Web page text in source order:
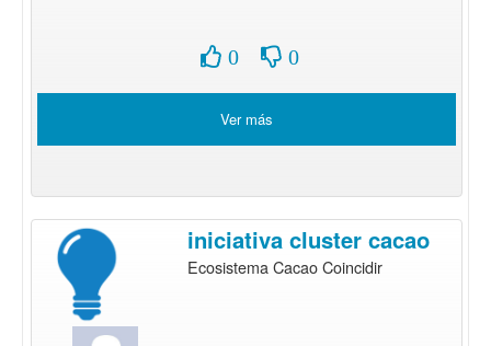
0 0
Ver más
iniciativa cluster cacao
Ecosistema Cacao Coincidir